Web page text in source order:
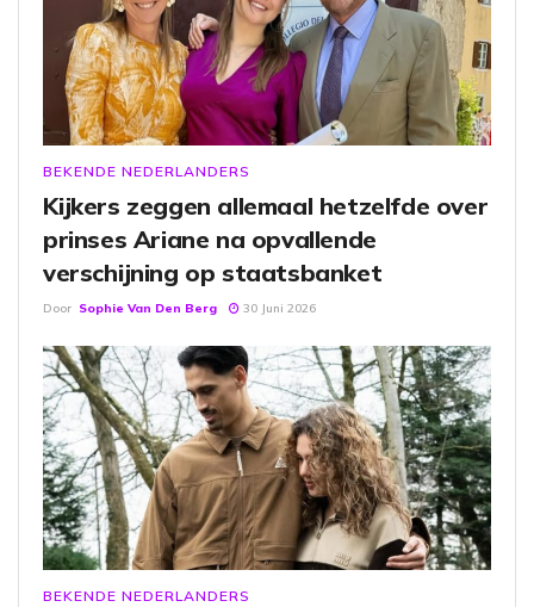
BEKENDE NEDERLANDERS
Kijkers zeggen allemaal hetzelfde over
prinses Ariane na opvallende
verschijning op staatsbanket
Door Sophie Van Den Berg 30 Juni 2026
BEKENDE NEDERLANDERS